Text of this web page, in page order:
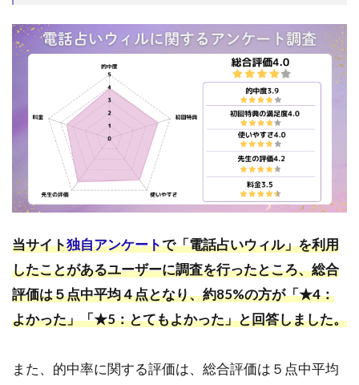
鑑定
が的
1.2
親身
に相
談に
乗っ
てく
1.3
復縁
相談
に強
い
最大
当サイト独自アンケートで「電話占いウィル」を利用
したことがあるユーザーに調査を行ったところ、総合
評価は５点中平均４点となり、約85%の方が「★4：
よかった」「★5：とてもよかった」と回答しました。
また、的中率に関する評価は、総合評価は５点中平均